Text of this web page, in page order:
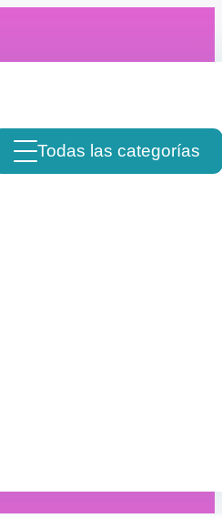
Todas las categorías